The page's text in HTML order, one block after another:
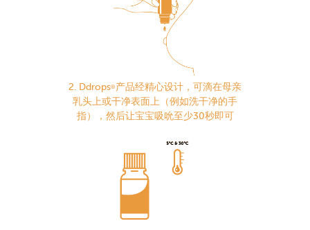
2. Ddrops® 产品经精心设计，可滴在母亲
乳头上或干净表面上（例如洗干净的手
指），然后让宝宝吸吮至少30秒即可